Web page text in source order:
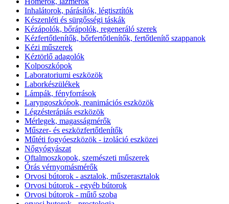
Inhalátorok, párásítók, légtisztítók
Készenléti és sürgősségi táskák
Kézápolók, bőrápolók, regeneráló szerek
Kézfertőtlenítők, bőrfertőtlenítők, fertőtlenítő szappanok
Kézi műszerek
Kéztörlő adagolók
Kolposzkópok
Laboratoriumi eszközök
Laborkészülékek
Lámpák, fényforrások
Laryngoszkópok, reanimációs eszközök
Légzésterápiás eszközök
Mérlegek, magasságmérők
Műszer- és eszközfertőtlenítők
Műtéti fogyóeszközök - izoláció eszközei
Nőgyógyászat
Oftalmoszkopok, szemészeti műszerek
Órás vérnyomásmérők
Orvosi bútorok - asztalok, műszerasztalok
Orvosi bútorok - egyéb bútorok
Orvosi bútorok - műtő szoba